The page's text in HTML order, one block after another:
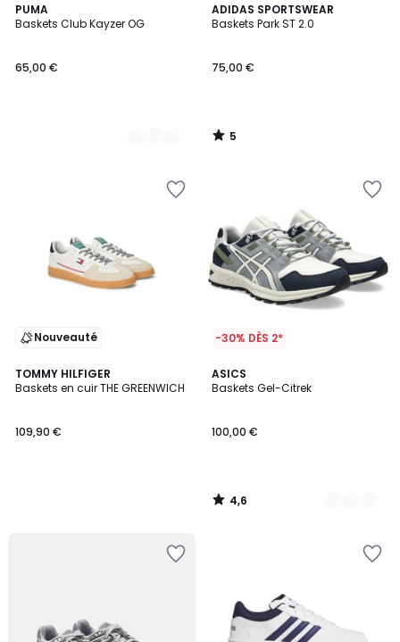
PUMA
Baskets Club Kayzer OG
65,00 €
2
Couleurs
ADIDAS SPORTSWEAR
Baskets Park ST 2.0
75,00 €
5
/
5
/
Nouveauté
TOMMY HILFIGER
Baskets en cuir THE GREENWICH
109,90 €
-30% DÈS 2*
ASICS
Baskets Gel-Citrek
100,00 €
4,6
/ 5
2
Couleurs
4,6
/